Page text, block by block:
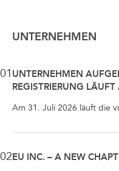
UNTERNEHMEN
01 UNTERNEHMEN
REGISTRIERUNG LÄUFT
Am 31. Juli 2026 läuft die
02 EU INC. – A NEW